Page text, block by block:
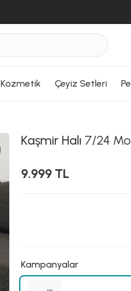
Kozmetik Çeyiz Setleri
Kaşmir Halı 7/24
9.999 TL
Kampanyalar